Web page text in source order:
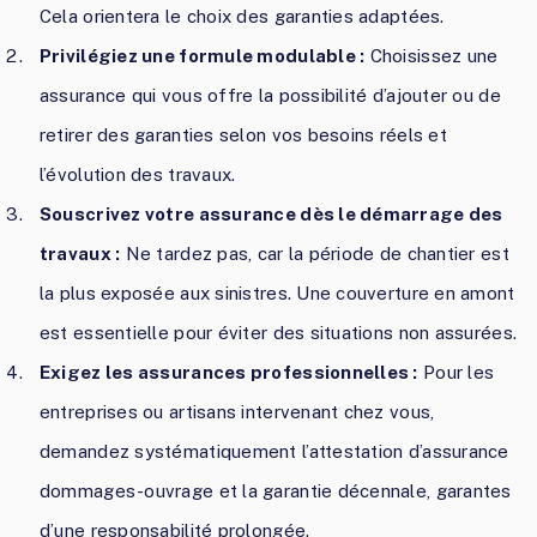
Cela orientera le choix des garanties adaptées.
Privilégiez une formule modulable : Choisissez une
assurance qui vous offre la possibilité d’ajouter ou de
retirer des garanties selon vos besoins réels et
l’évolution des travaux.
Souscrivez votre assurance dès le démarrage des
travaux : Ne tardez pas, car la période de chantier est
la plus exposée aux sinistres. Une couverture en amont
est essentielle pour éviter des situations non assurées.
Exigez les assurances professionnelles : Pour les
entreprises ou artisans intervenant chez vous,
demandez systématiquement l’attestation d’assurance
dommages-ouvrage et la garantie décennale, garantes
d’une responsabilité prolongée.